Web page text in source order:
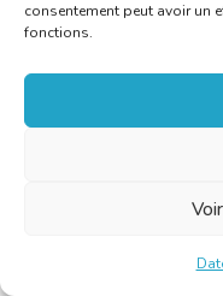
consentement peut avoir un
fonctions.
4 juillet 2016
Tous les autres
prochain délai du 21
carte délivrée
avant le 1er mai